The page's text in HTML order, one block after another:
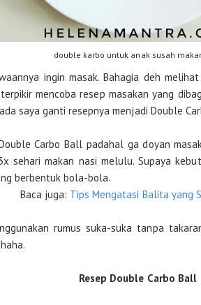
double karbo untuk anak susah
ingin masak. Bahagia deh
mencoba resep masakan yang
saya ganti resepnya menjadi Double
Carbo Ball padahal ga doyan
sehari makan nasi melulu. Supaya
berbentuk bola-bola.
Baca juga: Tips Mengatasi Balita yang
rumus suka-suka tanpa
Resep Double Carbo Ball